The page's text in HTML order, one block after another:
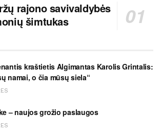
rajono savivaldybės
šimtukas
kraštietis Algimantas Karolis Grintalis:
namai, o čia mūsų siela“
– naujos grožio paslaugos